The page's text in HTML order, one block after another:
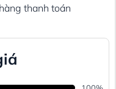
thanh toán